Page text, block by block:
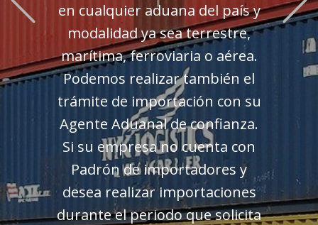
en cualquier aduana del país y
modalidad ya sea terrestre,
marítima, ferroviaria o aérea.
Podemos realizar también el
trámite de importación con su
Agente Aduanal de confianza.
Si su empresa no cuenta con
Padrón de importadores y
desea realizar importaciones
durante el periodo que solicita